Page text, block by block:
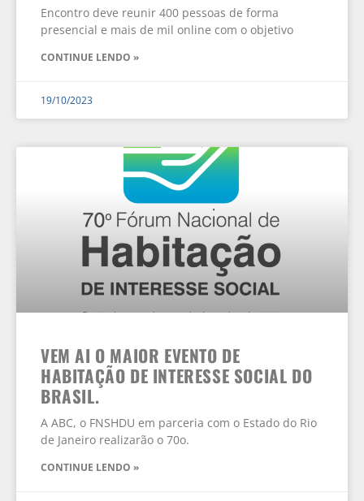
Encontro deve reunir 400 pessoas de forma
presencial e mais de mil online com o objetivo
CONTINUE LENDO »
19/10/2023
VEM AI O MAIOR EVENTO DE
HABITAÇÃO DE INTERESSE SOCIAL DO
BRASIL.
A ABC, o FNSHDU em parceria com o Estado do Rio
de Janeiro realizarão o 70o.
CONTINUE LENDO »